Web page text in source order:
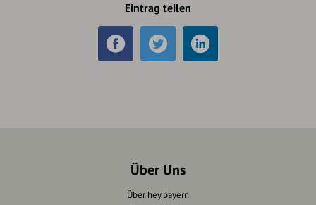
Eintrag teilen
Über Uns
Über hey.bayern